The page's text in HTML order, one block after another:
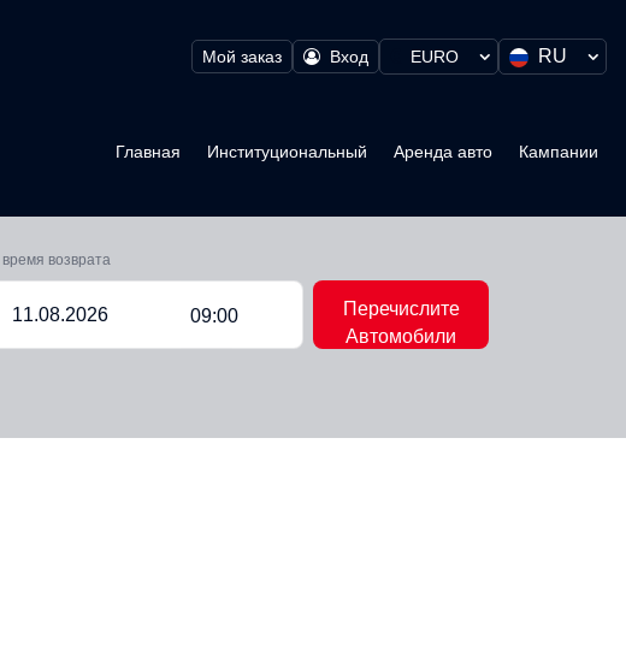
Мой заказ Вход RU
EURO
Главная Институциональный Аренда авто Кампании
возврата
09:00
Перечислите
Автомобили